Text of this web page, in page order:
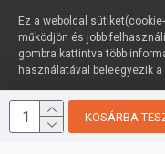
KOSÁRBA
Profimuszaki.hu -
Ez a weboldal
működjön és jobb
gombra kattintva több
használatával beleegyezik